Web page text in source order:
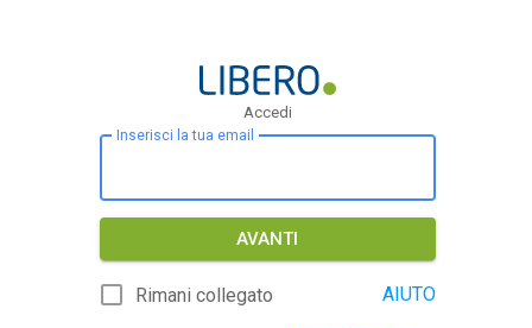
Accedi
Inserisci la tua email
AVANTI
Rimani collegato AIUTO